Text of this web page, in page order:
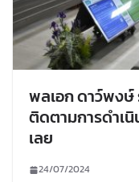
พลเอก ดาว์พง
ติดตามการดำเ
เลย
24/07/2024